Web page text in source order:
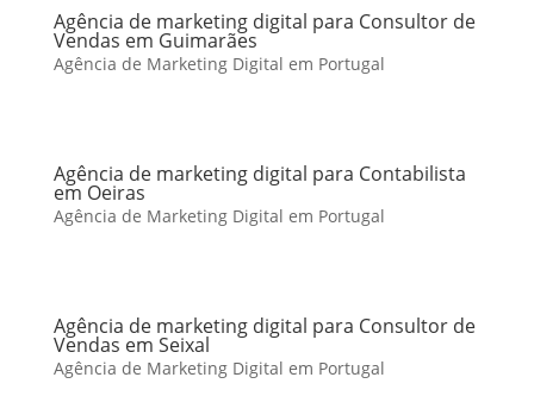
Agência de marketing digital para Consultor de
Vendas em Guimarães
Agência de Marketing Digital em Portugal
Agência de marketing digital para Contabilista
em Oeiras
Agência de Marketing Digital em Portugal
Agência de marketing digital para Consultor de
Vendas em Seixal
Agência de Marketing Digital em Portugal